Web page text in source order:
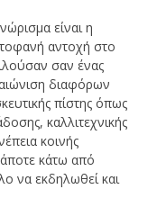
είναι η
αντοχή στο
σαν ένας
διαφόρων
πίστης όπως
καλλιτεχνικής
κοινής
κάτω από
να εκδηλωθεί και